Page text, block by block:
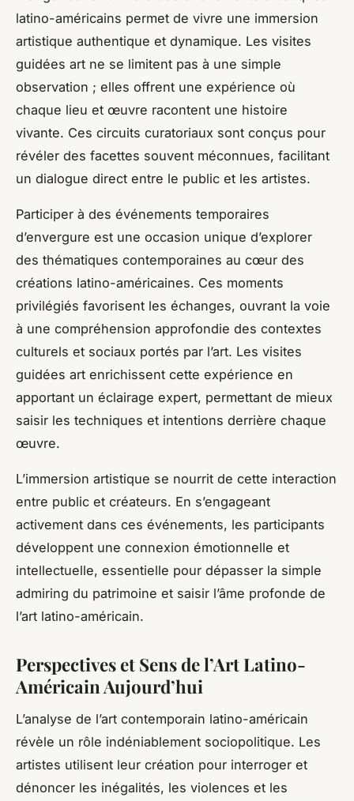
latino-américains permet de vivre une immersion
artistique authentique et dynamique. Les visites
guidées art ne se limitent pas à une simple
observation ; elles offrent une expérience où
chaque lieu et œuvre racontent une histoire
vivante. Ces circuits curatoriaux sont conçus pour
révéler des facettes souvent méconnues, facilitant
un dialogue direct entre le public et les artistes.
Participer à des événements temporaires
d’envergure est une occasion unique d’explorer
des thématiques contemporaines au cœur des
créations latino-américaines. Ces moments
privilégiés favorisent les échanges, ouvrant la voie
à une compréhension approfondie des contextes
culturels et sociaux portés par l’art. Les visites
guidées art enrichissent cette expérience en
apportant un éclairage expert, permettant de mieux
saisir les techniques et intentions derrière chaque
œuvre.
L’immersion artistique se nourrit de cette interaction
entre public et créateurs. En s’engageant
activement dans ces événements, les participants
développent une connexion émotionnelle et
intellectuelle, essentielle pour dépasser la simple
admiring du patrimoine et saisir l’âme profonde de
l’art latino-américain.
Perspectives et Sens de l’Art Latino-
Américain Aujourd’hui
L’analyse de l’art contemporain latino-américain
révèle un rôle indéniablement sociopolitique. Les
artistes utilisent leur création pour interroger et
dénoncer les inégalités, les violences et les